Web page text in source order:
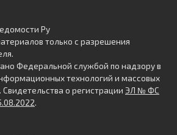
Ру
только с разрешения
Федеральной службой по надзору в
технологий и массовых
о регистрации ЭЛ № ФС
.